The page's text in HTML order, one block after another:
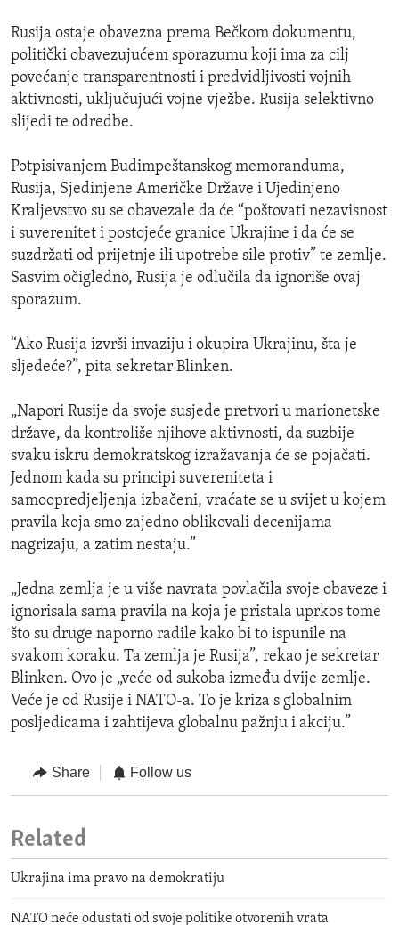
Rusija ostaje obavezna prema Bečkom dokumentu,
politički obavezujućem sporazumu koji ima za cilj
povećanje transparentnosti i predvidljivosti vojnih
aktivnosti, uključujući vojne vježbe. Rusija selektivno
slijedi te odredbe.
Potpisivanjem Budimpeštanskog memoranduma,
Rusija, Sjedinjene Američke Države i Ujedinjeno
Kraljevstvo su se obavezale da će “poštovati nezavisnost
i suverenitet i postojeće granice Ukrajine i da će se
suzdržati od prijetnje ili upotrebe sile protiv” te zemlje.
Sasvim očigledno, Rusija je odlučila da ignoriše ovaj
sporazum.
“Ako Rusija izvrši invaziju i okupira Ukrajinu, šta je
sljedeće?”, pita sekretar Blinken.
„Napori Rusije da svoje susjede pretvori u marionetske
države, da kontroliše njihove aktivnosti, da suzbije
svaku iskru demokratskog izražavanja će se pojačati.
Jednom kada su principi suvereniteta i
samoopredjeljenja izbačeni, vraćate se u svijet u kojem
pravila koja smo zajedno oblikovali decenijama
nagrizaju, a zatim nestaju.”
„Jedna zemlja je u više navrata povlačila svoje obaveze i
ignorisala sama pravila na koja je pristala uprkos tome
što su druge naporno radile kako bi to ispunile na
svakom koraku. Ta zemlja je Rusija”, rekao je sekretar
Blinken. Ovo je „veće od sukoba između dvije zemlje.
Veće je od Rusije i NATO-a. To je kriza s globalnim
posljedicama i zahtijeva globalnu pažnju i akciju.”
Share Follow us
Related
Ukrajina ima pravo na demokratiju
NATO neće odustati od svoje politike otvorenih vrata